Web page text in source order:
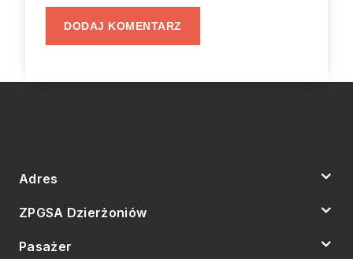
Adres
ZPGSA Dzierżoniów
Pasażer